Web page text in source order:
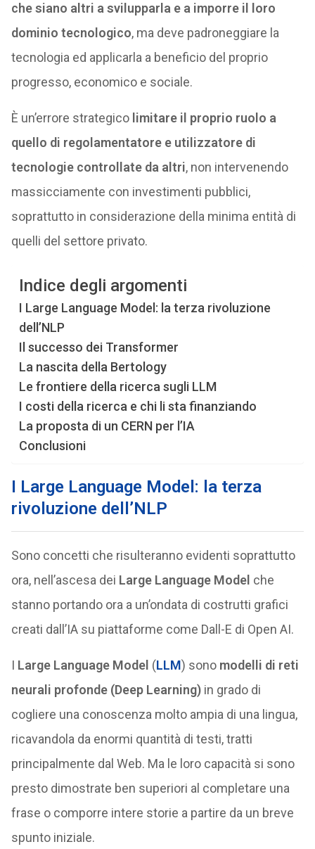
che siano altri a svilupparla e a imporre il loro
dominio tecnologico, ma deve padroneggiare la
tecnologia ed applicarla a beneficio del proprio
progresso, economico e sociale.
È un’errore strategico limitare il proprio ruolo a
quello di regolamentatore e utilizzatore di
tecnologie controllate da altri, non intervenendo
massicciamente con investimenti pubblici,
soprattutto in considerazione della minima entità di
quelli del settore privato.
Indice degli argomenti
I Large Language Model: la terza rivoluzione
dell’NLP
Il successo dei Transformer
La nascita della Bertology
Le frontiere della ricerca sugli LLM
I costi della ricerca e chi li sta finanziando
La proposta di un CERN per l’IA
Conclusioni
I Large Language Model: la terza
rivoluzione dell’NLP
Sono concetti che risulteranno evidenti soprattutto
ora, nell’ascesa dei Large Language Model che
stanno portando ora a un’ondata di costrutti grafici
creati dall’IA su piattaforme come Dall-E di Open AI.
I Large Language Model (LLM) sono modelli di reti
neurali profonde (Deep Learning)in grado di
cogliere una conoscenza molto ampia di una lingua,
ricavandola da enormi quantità di testi, tratti
principalmente dal Web. Ma le loro capacità si sono
presto dimostrate ben superiori al completare una
frase o comporre intere storie a partire da un breve
spunto iniziale.